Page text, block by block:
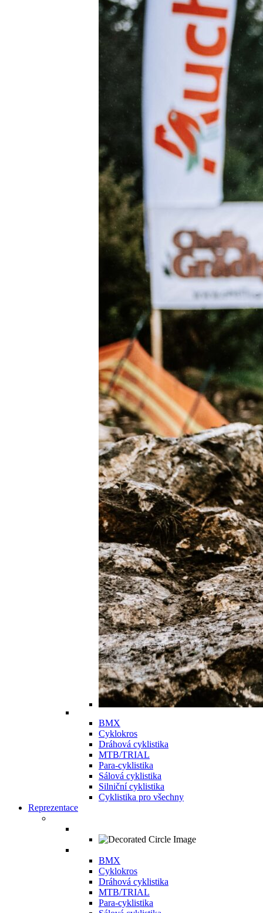
BMX
Cyklokros
Dráhová cyklistika
MTB/TRIAL
Para-cyklistika
Sálová cyklistika
Silniční cyklistika
Cyklistika pro všechny
Reprezentace
BMX
Cyklokros
Dráhová cyklistika
MTB/TRIAL
Para-cyklistika